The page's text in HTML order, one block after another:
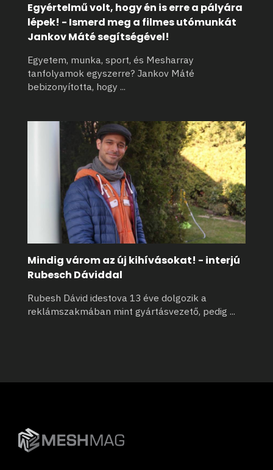
Egyértelmű volt, hogy én is erre a pályára
lépek! - Ismerd meg a filmes utómunkát
Jankov Máté segítségével!
Egyetem, munka, sport, és Mesharray
tanfolyamok egyszerre? Jankov Máté
bebizonyította, hogy ...
Mindig várom az új kihívásokat! - interjú
Rubesch Dáviddal
Rubesh Dávid idestova 13 éve dolgozik a
reklámszakmában mint gyártásvezető, pedig ...